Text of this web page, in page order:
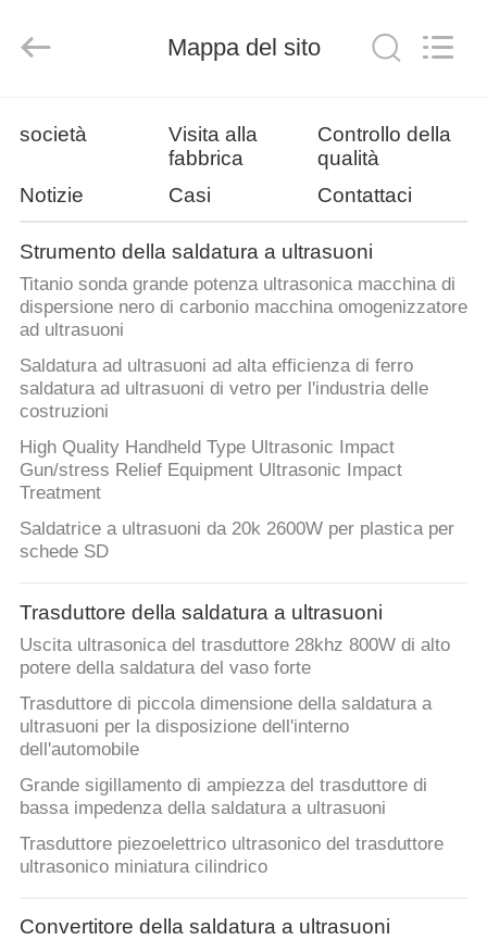
PRODOTTI
CIRCA
NOI
GIRO
DELLA
FABBRICA
CONTROLLO
DI
QUALITÀ
CONTATTICI
NOTIZIE
CASI
MAPPA
DEL
SITO
Equipment
Mappa del sito
società
Visita alla
fabbrica
Controllo della
qualità
Notizie
Casi Contattaci
Strumento della saldatura a ultrasuoni
Titanio sonda grande potenza ultrasonica macchina di
dispersione nero di carbonio macchina omogenizzatore
ad ultrasuoni
Saldatura ad ultrasuoni ad alta efficienza di ferro
saldatura ad ultrasuoni di vetro per l'industria delle
costruzioni
High Quality Handheld Type Ultrasonic Impact
Gun/stress Relief Equipment Ultrasonic Impact
Treatment
Saldatrice a ultrasuoni da 20k 2600W per plastica per
schede SD
Trasduttore della saldatura a ultrasuoni
Uscita ultrasonica del trasduttore 28khz 800W di alto
potere della saldatura del vaso forte
Trasduttore di piccola dimensione della saldatura a
ultrasuoni per la disposizione dell'interno
dell'automobile
Grande sigillamento di ampiezza del trasduttore di
bassa impedenza della saldatura a ultrasuoni
Trasduttore piezoelettrico ultrasonico del trasduttore
ultrasonico miniatura cilindrico
Convertitore della saldatura a ultrasuoni